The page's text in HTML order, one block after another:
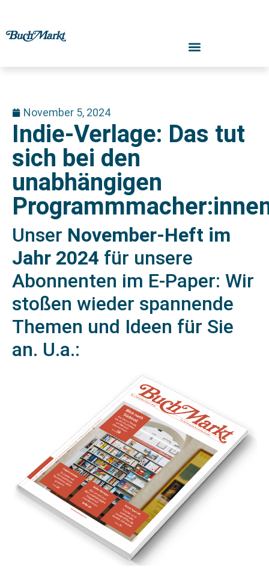
November 5, 2024
Indie-Verlage: Das tut
sich bei den
unabhängigen
Unser November-Heft im
Jahr 2024 für unsere
Abonnenten im E-Paper: Wir
stoßen wieder spannende
Themen und Ideen für Sie
an. U.a.: